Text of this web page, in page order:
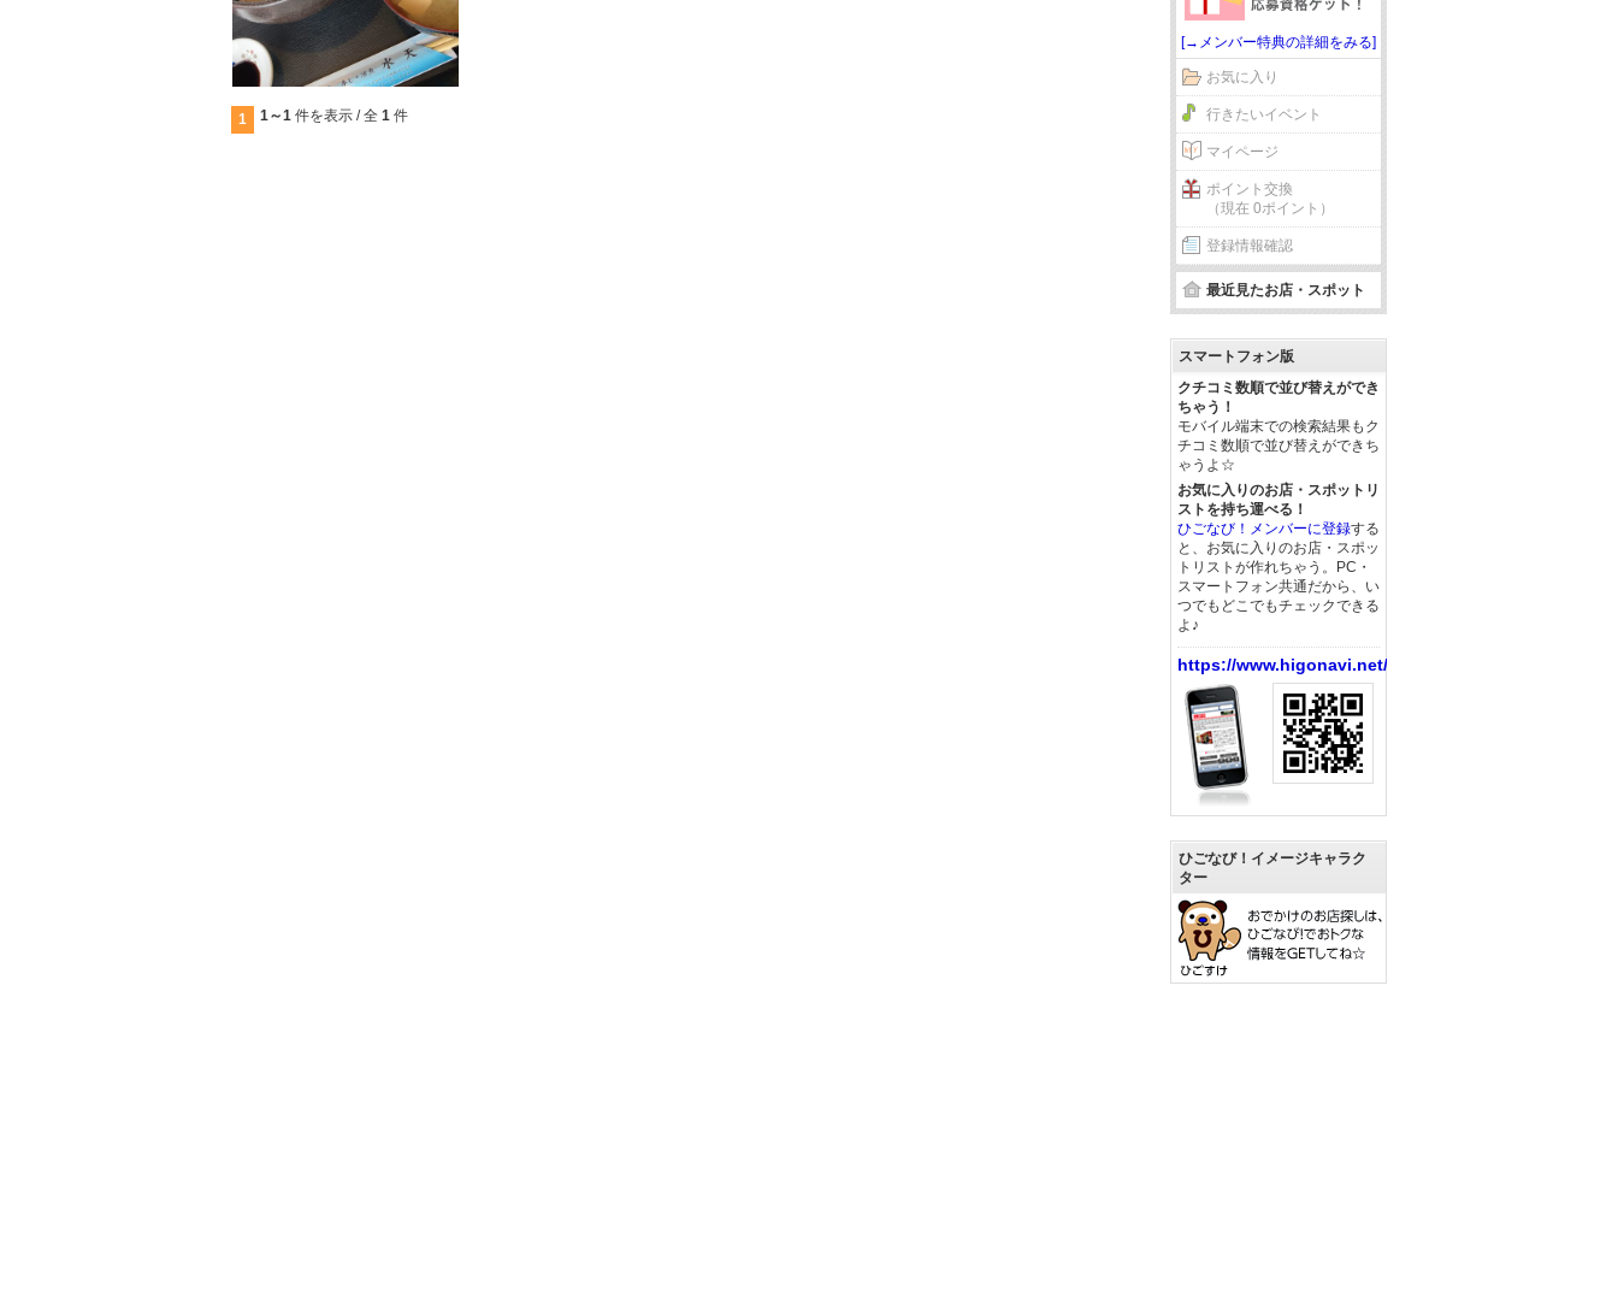
1 1～1 件を表示 / 全 1 件
[→メンバー特典の詳細をみる]
お気に入り
行きたいイベント
マイページ
ポイント交換
（現在 0ポイント）
登録情報確認
最近見たお店・スポット
スマートフォン版
クチコミ数順で並び替えができ
ちゃう！
モバイル端末での検索結果もク
チコミ数順で並び替えができち
ゃうよ☆
お気に入りのお店・スポットリ
ストを持ち運べる！
ひごなび！メンバーに登録する
と、お気に入りのお店・スポッ
トリストが作れちゃう。PC・
スマートフォン共通だから、い
つでもどこでもチェックできる
よ♪
https://www.higonavi.net/
ひごなび！イメージキャラク
ター